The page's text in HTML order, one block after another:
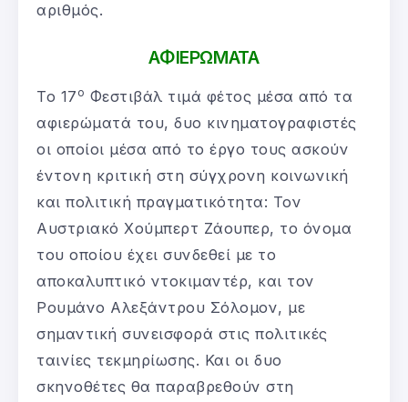
αριθμός.
ΑΦΙΕΡΩΜΑΤΑ
Το 17 ο Φεστιβάλ τιμά φέτος μέσα από τα
αφιερώματά του, δυο κινηματογραφιστές
οι οποίοι μέσα από το έργο τους ασκούν
έντονη κριτική στη σύγχρονη κοινωνική
και πολιτική πραγματικότητα: Τον
Αυστριακό Χούμπερτ Ζάουπερ, το όνομα
του οποίου έχει συνδεθεί με το
αποκαλυπτικό ντοκιμαντέρ, και τον
Ρουμάνο Αλεξάντρου Σόλομον, με
σημαντική συνεισφορά στις πολιτικές
ταινίες τεκμηρίωσης. Και οι δυο
σκηνοθέτες θα παραβρεθούν στη